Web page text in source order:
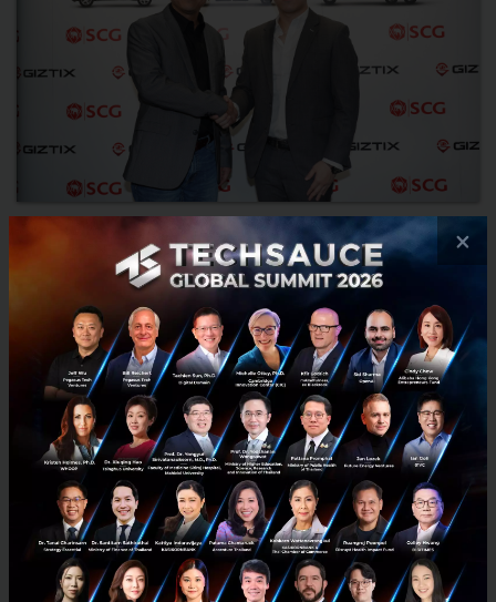
SCG จับมือ GIZTIX พัฒนาดิจิทัลแพลตฟอร์มการขนส่งครบ
วงจรแก่ผู้แทนจำหน่าย SCG
SCG จับมือ GIZTIX สตาร์ทอัพด้านการบริการขนส่งผ่านระบบออนไลน์
และเทคโนโลยีสำหรับผู้ขนส่ง ร่วมเดินหน้าพัฒนาดิจิทัลแพลทฟอร์มด้าน
การขนส่งแบบครบวงจรเสริมแกร่งร้านผู้แทนจำหน่ายสินค้าวัสดุ...
ธันวาคม 13, 2019 | ByTechsauce Team
SCG GIZTIX logistics
×